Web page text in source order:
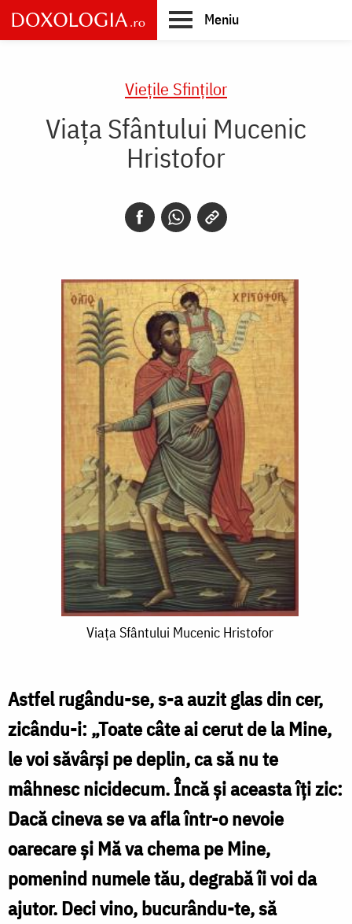
Skip
to
main
Meniu
Vieţile Sfinţilor
Viața Sfântului Mucenic
Hristofor
Hristofor
Viața Sfântului Mucenic Hristofor
Astfel rugându-se, s-a auzit glas din cer,
zicându-i: „Toate câte ai cerut de la Mine,
le voi săvârși pe deplin, ca să nu te
mâhnesc nicidecum. Încă și aceasta îți zic:
Dacă cineva se va afla într-o nevoie
oarecare și Mă va chema pe Mine,
pomenind numele tău, degrabă îi voi da
ajutor. Deci vino, bucurându-te, să